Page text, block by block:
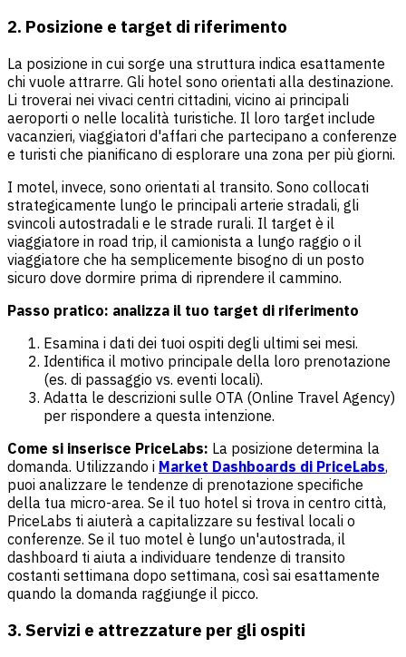
2. Posizione e target di riferimento
La posizione in cui sorge una struttura indica esattamente
chi vuole attrarre. Gli hotel sono orientati alla destinazione.
Li troverai nei vivaci centri cittadini, vicino ai principali
aeroporti o nelle località turistiche. Il loro target include
vacanzieri, viaggiatori d'affari che partecipano a conferenze
e turisti che pianificano di esplorare una zona per più giorni.
I motel, invece, sono orientati al transito. Sono collocati
strategicamente lungo le principali arterie stradali, gli
svincoli autostradali e le strade rurali. Il target è il
viaggiatore in road trip, il camionista a lungo raggio o il
viaggiatore che ha semplicemente bisogno di un posto
sicuro dove dormire prima di riprendere il cammino.
Passo pratico: analizza il tuo target di riferimento
Esamina i dati dei tuoi ospiti degli ultimi sei mesi.
Identifica il motivo principale della loro prenotazione
(es. di passaggio vs. eventi locali).
Adatta le descrizioni sulle OTA (Online Travel Agency)
per rispondere a questa intenzione.
Come si inserisce PriceLabs: La posizione determina la
domanda. Utilizzando i Market Dashboards di PriceLabs,
puoi analizzare le tendenze di prenotazione specifiche
della tua micro-area. Se il tuo hotel si trova in centro città,
PriceLabs ti aiuterà a capitalizzare su festival locali o
conferenze. Se il tuo motel è lungo un'autostrada, il
dashboard ti aiuta a individuare tendenze di transito
costanti settimana dopo settimana, così sai esattamente
quando la domanda raggiunge il picco.
3. Servizi e attrezzature per gli ospiti